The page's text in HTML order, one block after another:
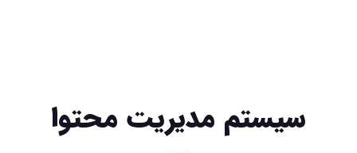
سیستم مدیریت محتوا